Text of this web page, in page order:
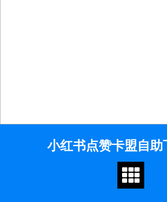
小红书点赞卡盟自